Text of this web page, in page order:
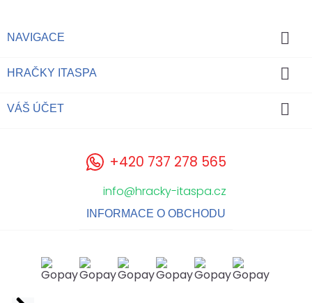
NAVIGACE 
HRAČKY ITASPA 
VÁŠ ÚČET 
+420 737 278 565
info@hracky-itaspa.cz
INFORMACE O OBCHODU